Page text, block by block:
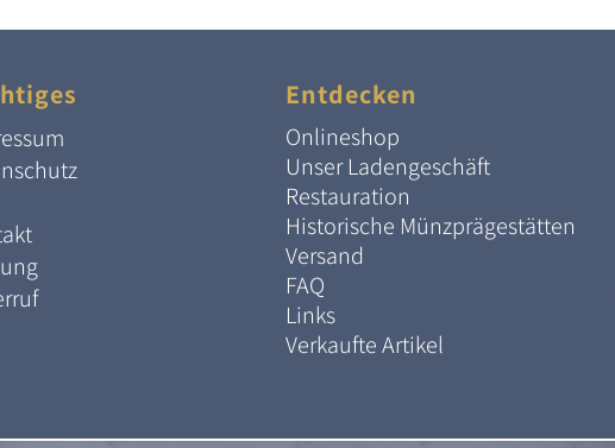
Entdecken
Onlineshop
Unser Ladengeschäft
Restauration
Historische Münzprägestätten
Versand
FAQ
Links
Verkaufte Artikel